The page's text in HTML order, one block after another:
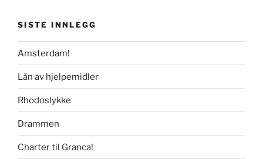
SISTE INNLEGG
Amsterdam!
Lån av hjelpemidler
Rhodoslykke
Drammen
Charter til Granca!